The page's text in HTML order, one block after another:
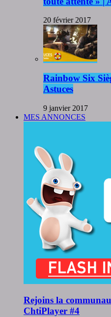
20 février 2017
Rainbow Six
Astuces
9 janvier 2017
MES ANNONCES
Rejoins la
ChtiPlayer #4